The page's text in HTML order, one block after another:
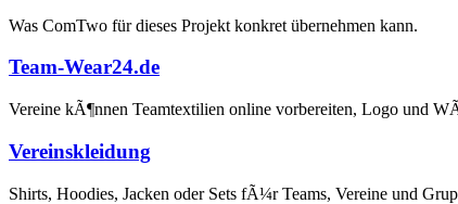
Was ComTwo für dieses Projekt konkret übernehmen kann.
Team-Wear24.de
Vereine kÃ¶nnen Teamtextilien online vorbereiten, Logo und
Vereinskleidung
Shirts, Hoodies, Jacken oder Sets fÃ¼r Teams, Vereine und